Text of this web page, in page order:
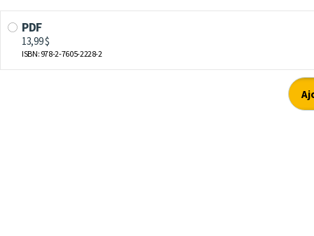
PDF
13,99 $
ISBN: 978-2-7605-2228-2